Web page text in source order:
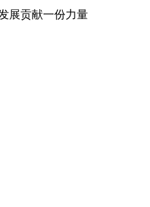
展贡献一份力量